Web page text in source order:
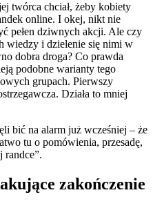
twórca chciał, żeby kobiety
online. I okej, nikt nie
pełen dziwnych akcji. Ale czy
wiedzy i dzielenie się nimi w
dobra droga? Co prawda
podobne warianty tego
grupach. Pierwszy
Działa to mniej
bić na alarm już wcześniej – że
tu o pomówienia, przesadę,
randce”.
zakończenie